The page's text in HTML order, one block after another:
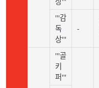
'''감
독
상'''
-
'''골
키
퍼'''